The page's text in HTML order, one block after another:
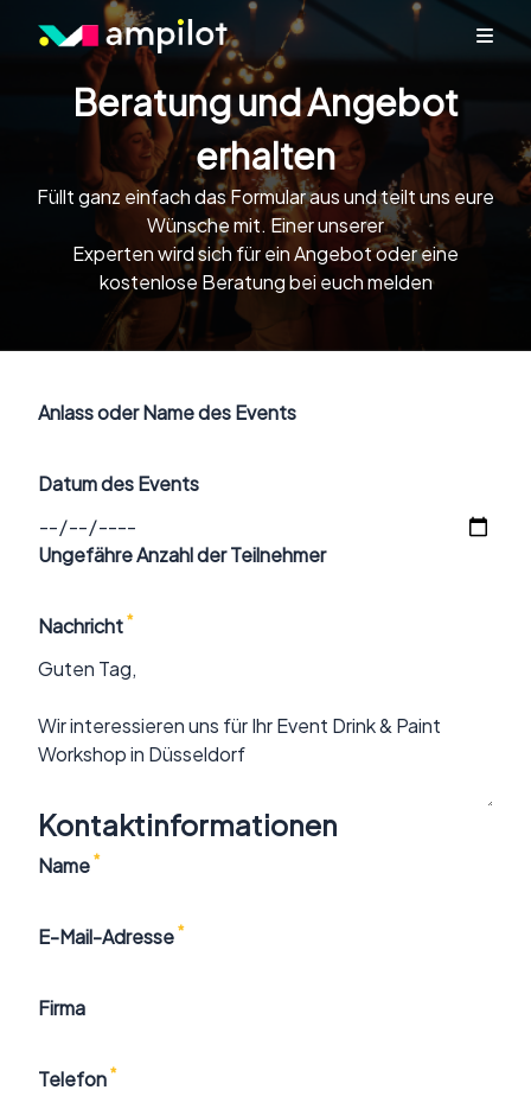
Beratung und Angebot
erhalten
Füllt ganz einfach das Formular aus und teilt uns eure
Wünsche mit. Einer unserer
Experten wird sich für ein Angebot oder eine
kostenlose Beratung bei euch melden
Anlass oder Name des Events
Datum des Events
Ungefähre Anzahl der Teilnehmer
Nachricht *
Kontaktinformationen
Name *
E-Mail-Adresse *
Firma
Telefon *